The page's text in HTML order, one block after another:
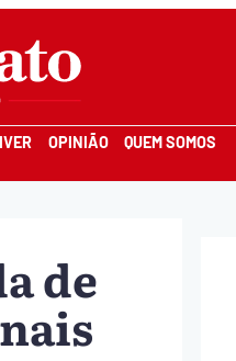
OPINIÃO QUEM SOMOS
de